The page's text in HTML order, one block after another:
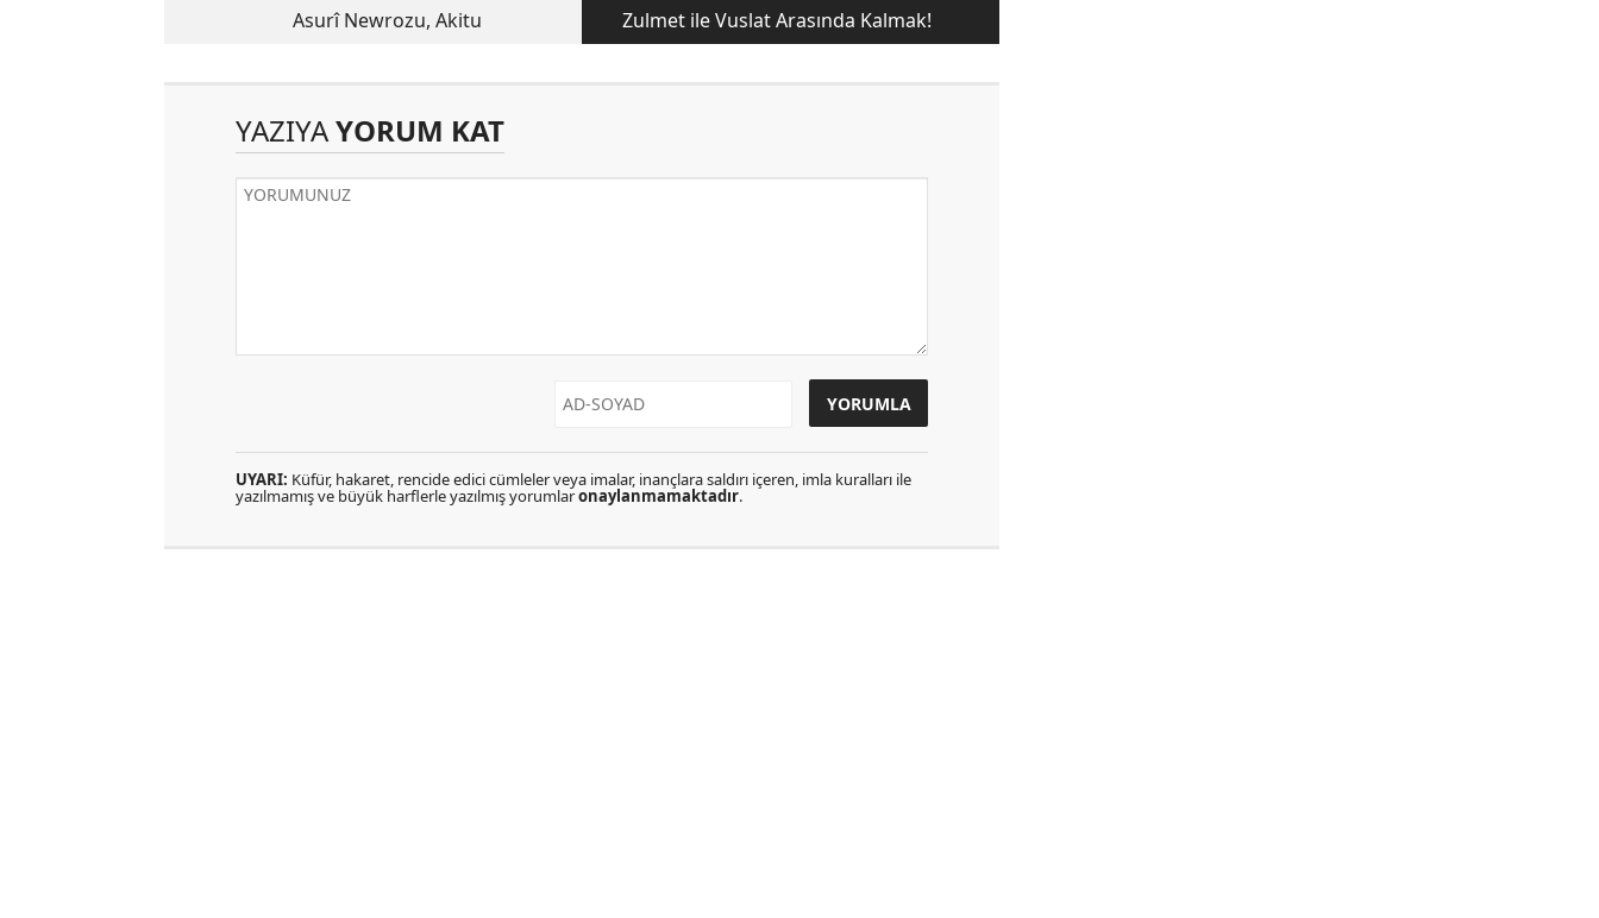
Asurî Newrozu, Akitu Zulmet ile Vuslat Arasında Kalmak!
YAZIYAYORUM KAT
UYARI: Küfür, hakaret, rencide edici cümleler veya imalar, inançlara saldırı içeren, imla kuralları ile
yazılmamış ve büyük harflerle yazılmış yorumlaronaylanmamaktadır.